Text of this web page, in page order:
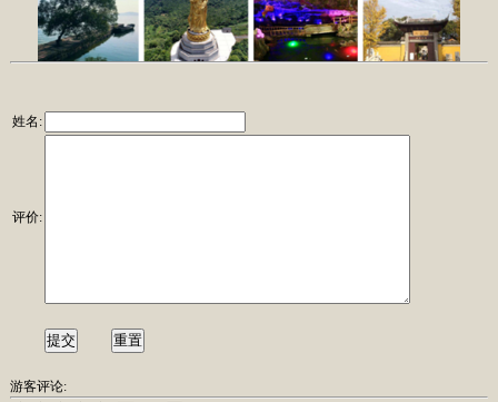
姓名:
评价:
游客评论: